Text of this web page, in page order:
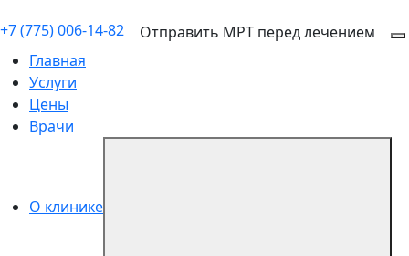
+7 (775) 006-14-82
Отправить МРТ перед лечением
Главная
Услуги
Цены
Врачи
О клинике